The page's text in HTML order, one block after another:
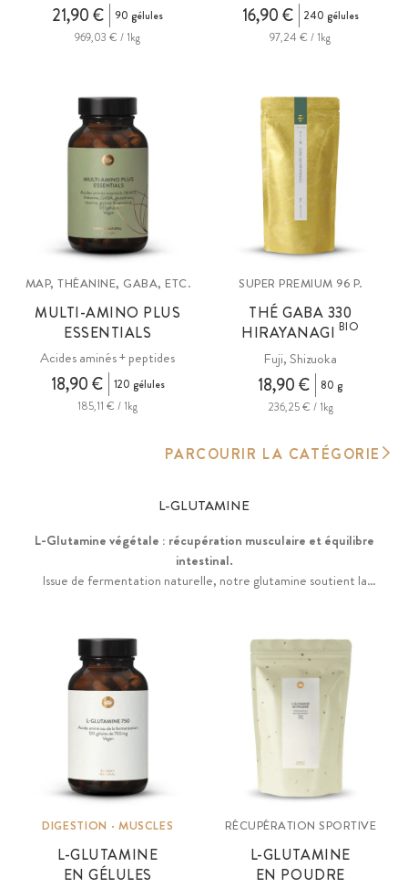
21,90 €
90 gélules
969,03 € / 1kg
16,90 €
240 gélules
97,24 € / 1kg
MAP, THÉANINE, GABA, ETC.
MULTI-AMINO PLUS
ESSENTIALS
Acides aminés + peptides
18,90 €
120 gélules
185,11 € / 1kg
SUPER PREMIUM 96 P.
THÉ GABA 330
HIRAYANAGIBIO
Fuji, Shizuoka
18,90 €
80 g
236,25 € / 1kg
PARCOURIR LA CATÉGORIE
L-GLUTAMINE
L-Glutamine végétale : récupération musculaire et équilibre
intestinal.
Issue de fermentation naturelle, notre glutamine soutient la
DIGESTION · MUSCLES
L-GLUTAMINE
EN GÉLULES
RÉCUPÉRATION SPORTIVE
L-GLUTAMINE
EN POUDRE